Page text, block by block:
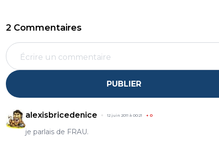
2 Commentaires
PUBLIER
alexisbricedenice 12 juin 2011 à 00:21 + 0
je parlais de FRAU.